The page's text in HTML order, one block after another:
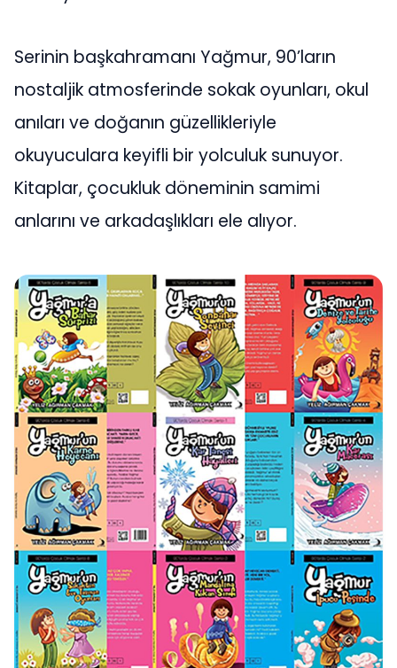
Serinin başkahramanı Yağmur, 90’ların
nostaljik atmosferinde sokak oyunları, okul
anıları ve doğanın güzellikleriyle
okuyuculara keyifli bir yolculuk sunuyor.
Kitaplar, çocukluk döneminin samimi
anlarını ve arkadaşlıkları ele alıyor.